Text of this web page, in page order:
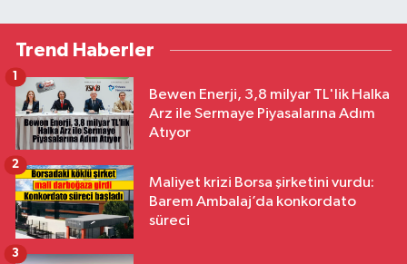
Trend Haberler
Bewen Enerji, 3,8 milyar TL'lik Halka
Arz ile Sermaye Piyasalarına Adım
Atıyor
1
Maliyet krizi Borsa şirketini vurdu:
Barem Ambalaj’da konkordato
süreci
2
3